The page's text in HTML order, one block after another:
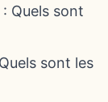
sont les